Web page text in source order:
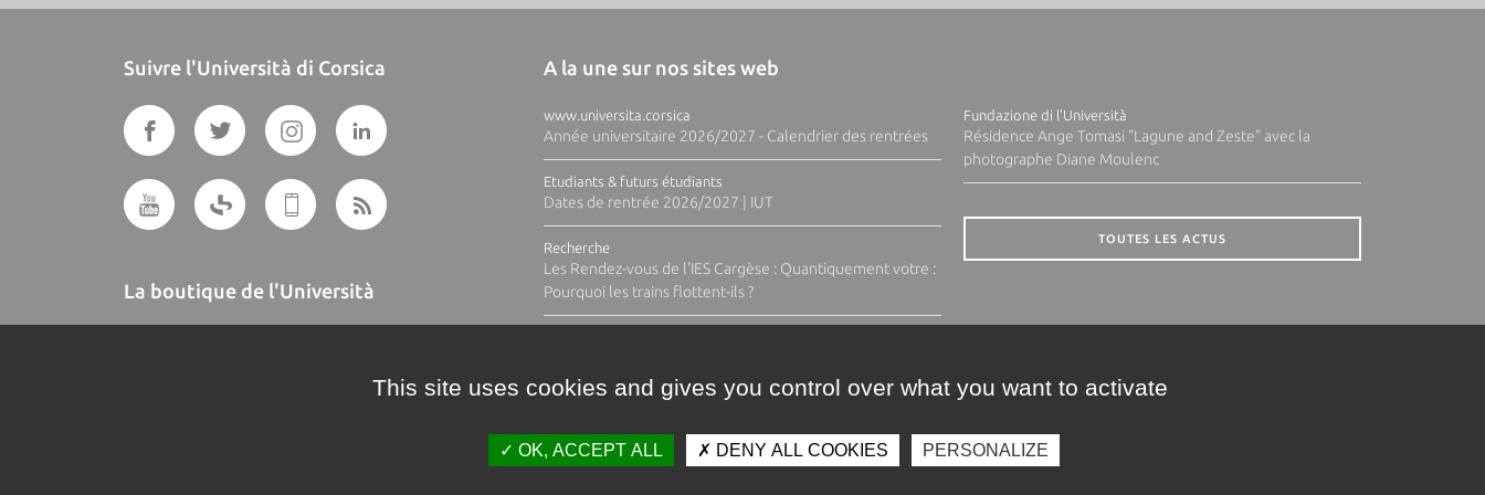
Suivre l'Università di Corsica
La boutique de l'Università
A la une sur nos sites web
www.universita.corsica
Année universitaire 2026/2027 - Calendrier des rentrées
Etudiants & futurs étudiants
Dates de rentrée 2026/2027 | IUT
Recherche
Les Rendez-vous de l'IES Cargèse : Quantiquement votre :
Pourquoi les trains flottent-ils ?
Fundazione di l'Università
Résidence Ange Tomasi "Lagune and Zeste" avec la
photographe Diane Moulenc
TOUTES LES ACTUS
This site uses cookies and gives you control over what you want to activate
OK, ACCEPT ALL DENY ALL COOKIES PERSONALIZE